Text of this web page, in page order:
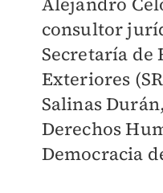
consultor
Secretaría de
Exteriores
Salinas
Derechos
Democracia